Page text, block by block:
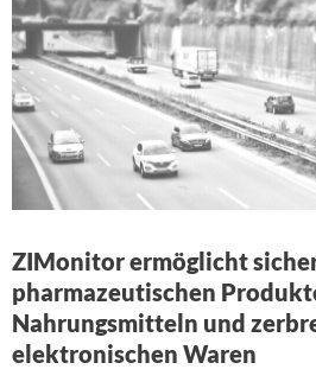
ZIMonitor ermöglicht
pharmazeutischen
Nahrungsmitteln und
elektronischen Waren